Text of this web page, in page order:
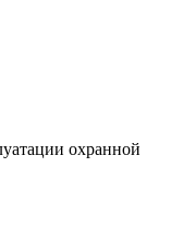
охранной